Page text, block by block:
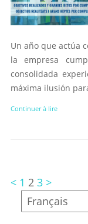
Un año que actúa
la empresa
consolidada
máxima ilusión
Continuer à lire
< 1 2 3 >